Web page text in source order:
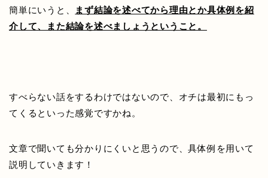
簡単にいうと、
まず結論を述べてから理由とか具体例を紹
介して、また結論を述べましょうということ。
すべらない話をするわけではないので、オチは最初にもっ
てくるといった感覚ですかね。
文章で聞いても分かりにくいと思うので、具体例を用いて
説明していきます！